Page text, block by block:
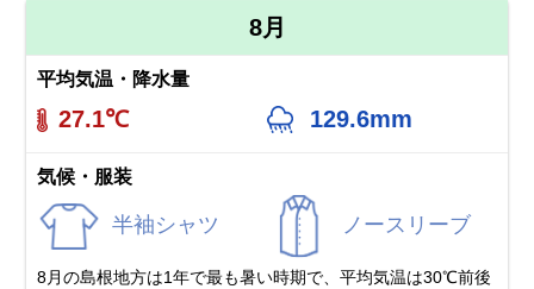
8月
平均気温・降水量
27.1℃ 129.6mm
気候・服装
半袖シャツ ノースリーブ
8月の島根地方は1年で最も暑い時期で、平均気温は30℃前後